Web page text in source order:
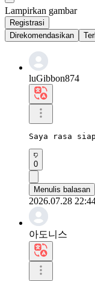
Lampirkan gambar
Registrasi
Direkomendasikan
luGibbon874
Saya rasa
0
Menulis balasan
2026.07.28
아도니스